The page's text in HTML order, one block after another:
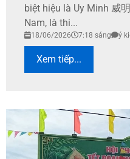
biệt hiệu là Uy Minh 威
Nam, là thi...
18/06/2026 7:18 sáng ý
Xem tiếp...